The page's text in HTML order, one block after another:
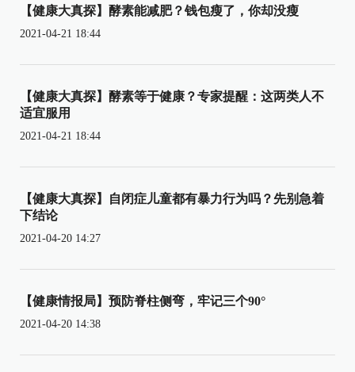
【健康大真探】酵素能减肥？钱包瘦了，你却没瘦
2021-04-21 18:44
【健康大真探】酵素等于健康？专家提醒：这两类人不
适宜服用
2021-04-21 18:44
【健康大真探】自闭症儿童都有暴力行为吗？先别急着
下结论
2021-04-20 14:27
【健康情报局】预防脊柱侧弯，牢记三个90°
2021-04-20 14:38